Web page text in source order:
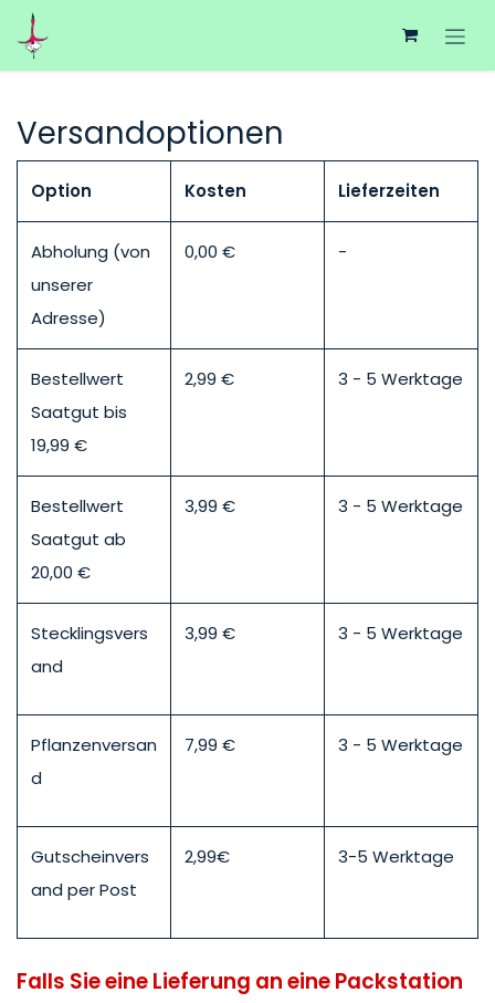
Zum Inhalt springen
Versandoptionen
Option Kosten Lieferzeiten
Abholung (von
unserer
Adresse)
0,00 € -
Bestellwert
Saatgut bis
19,99 €
2,99 € 3 - 5 Werktage
Bestellwert
Saatgut ab
20,00 €
3,99 € 3 - 5 Werktage
Stecklingsvers
and
3,99 € 3 - 5 Werktage
Pflanzenversan
d
7,99 € 3 - 5 Werktage
Gutscheinvers
and per Post
2,99€ 3-5 Werktage
Falls Sie eine Lieferung an eine Packstation